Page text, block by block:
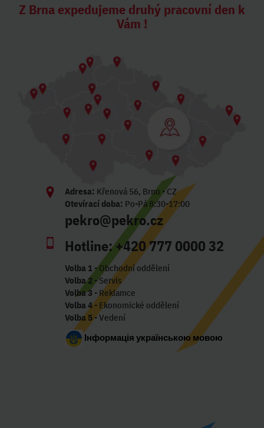
Z Brna expedujeme druhý pracovní den k
Vám !
Adresa: Křenová 56, Brno - CZ
Otevírací doba: Po-Pá 8:30-17:00
pekro@pekro.cz
Hotline:+420 777 0000 32
Volba 1- Obchodní oddělení
Volba 2 - Servis
Volba 3 - Reklamce
Volba 4- Ekonomické oddělení
Volba 5- Vedení
Інформація українською мовою